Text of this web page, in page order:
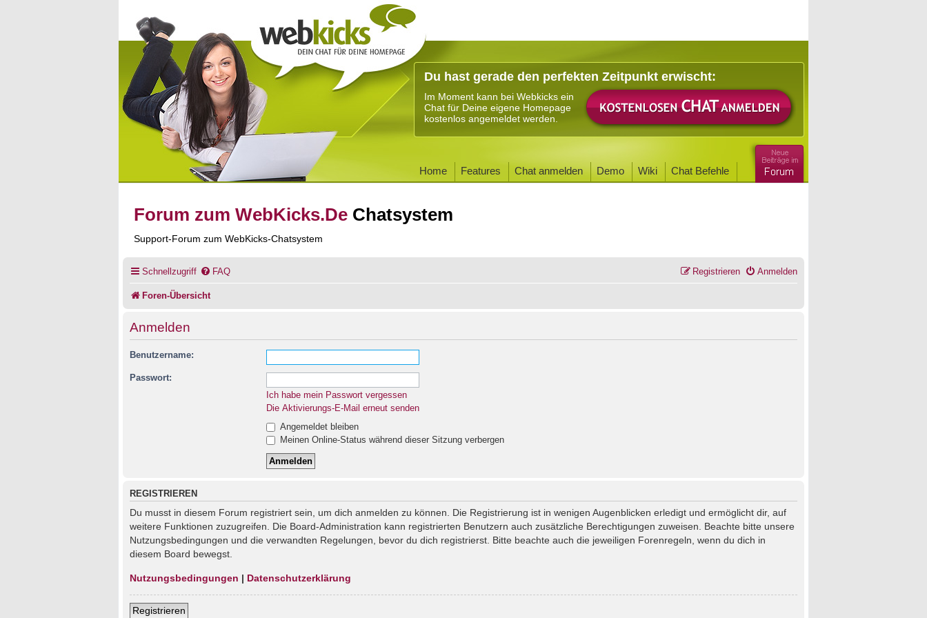
Du hast gerade den perfekten Zeitpunkt erwischt:
Im Moment kann bei Webkicks ein
Chat für Deine eigene Homepage
kostenlos angemeldet werden.
Home Features Chat anmelden Demo Wiki Chat Befehle
Forum zum WebKicks.De Chatsystem
Support-Forum zum WebKicks-Chatsystem
Schnellzugriff FAQ Anmelden
Registrieren
Foren-Übersicht
Anmelden
Benutzername:
Passwort:
Ich habe mein Passwort vergessen
Die Aktivierungs-E-Mail erneut senden
Angemeldet bleiben
Meinen Online-Status während dieser Sitzung verbergen
REGISTRIEREN
Du musst in diesem Forum registriert sein, um dich anmelden zu können. Die Registrierung ist in wenigen Augenblicken erledigt und ermöglicht dir, auf
weitere Funktionen zuzugreifen. Die Board-Administration kann registrierten Benutzern auch zusätzliche Berechtigungen zuweisen. Beachte bitte unsere
Nutzungsbedingungen und die verwandten Regelungen, bevor du dich registrierst. Bitte beachte auch die jeweiligen Forenregeln, wenn du dich in
diesem Board bewegst.
Nutzungsbedingungen | Datenschutzerklärung
Registrieren